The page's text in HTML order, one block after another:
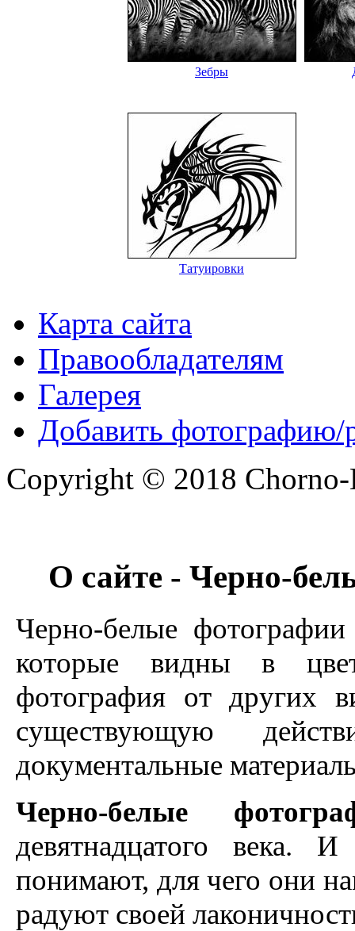
Зебры
Татуировки
Карта сайта
Правообладателям
Галерея
Добавить фотографию/
Copyright © 2018
О сайте - Черно-
Черно-белые фотографии
которые видны в
фотография от других
существующую
документальные
Черно-белые
девятнадцатого века.
понимают, для чего они
радуют своей